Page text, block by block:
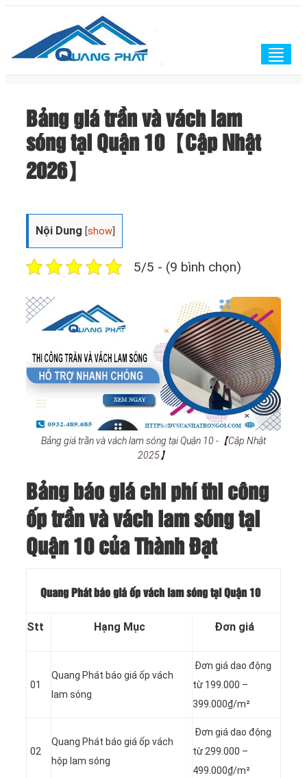
Bảng giá trần và vách lam
sóng tại Quận 10【Cập Nhật
2026】
Nội Dung [show
5/5 - (9 bình chọn)
Bảng giá trần và vách lam sóng tại Quận 10 -【Cập Nhật
2025】
Bảng báo giá chi phí thi công
ốp trần và vách lam sóng tại
Quận 10 của Thành Đạt
Quang Phát báo giá ốp vách lam sóng tại Quận 10
Stt Hạng Mục Đơn giá
01
Quang Phát báo giá ốp vách
lam sóng
Đơn giá dao động
từ 199.000 –
399.000₫/m²
02
Quang Phát báo giá ốp vách
hộp lam sóng
Đơn giá dao động
từ 299.000 –
499.000₫/m²